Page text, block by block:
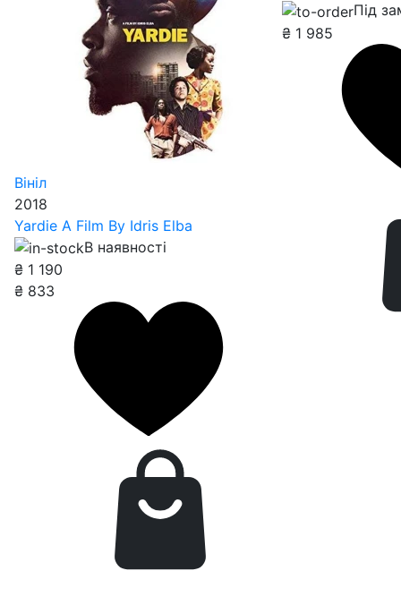
Вініл
2018
Yardie A Film By Idris Elba
В наявності
₴ 1 190
₴ 833
Під
₴ 1 985